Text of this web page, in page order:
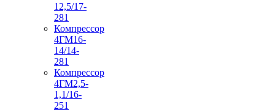
12,5/17-
281
Компрессор
4ГМ16-
14/14-
281
Компрессор
4ГМ2,5-
1,1/16-
251